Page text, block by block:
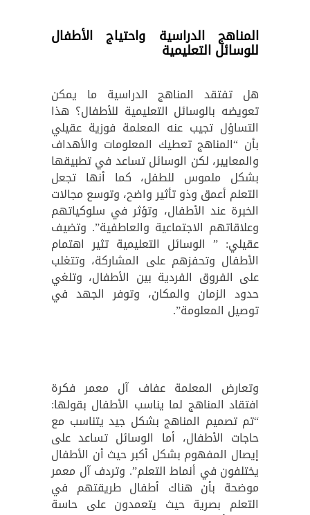
المناهج الدراسية واحتياج الأطفال
للوسائل التعليمية
هل تفتقد المناهج الدراسية ما يمكن
تعويضه بالوسائل التعليمية للأطفال؟ هذا
التساؤل تجيب عنه المعلمة فوزية عقيلي
بأن “المناهج تعطيك المعلومات والأهداف
والمعايير، لكن الوسائل تساعد في تطبيقها
بشكل ملموس للطفل، كما أنها تجعل
التعلم أعمق وذو تأثير واضح، وتوسع مجالات
الخبرة عند الأطفال، وتؤثر في سلوكياتهم
وعلاقاتهم الاجتماعية والعاطفية”. وتضيف
عقيلي: ” الوسائل التعليمية تثير اهتمام
الأطفال وتحفزهم على المشاركة، وتتغلب
على الفروق الفردية بين الأطفال، وتلغي
حدود الزمان والمكان، وتوفر الجهد في
توصيل المعلومة”.
وتعارض المعلمة عفاف آل معمر فكرة
افتقاد المناهج لما يناسب الأطفال بقولها:
“تم تصميم المناهج بشكل جيد يتناسب مع
حاجات الأطفال، أما الوسائل تساعد على
إيصال المفهوم بشكل أكبر حيث أن الأطفال
يختلفون في أنماط التعلم”. وتردف آل معمر
موضحة بأن هناك أطفال طريقتهم في
التعلم بصرية حيث يتعمدون على حاسة